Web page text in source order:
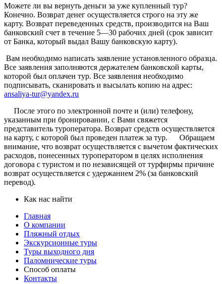
Можете ли вы вернуть деньги за уже купленный тур?
Конечно. Возврат денег осуществляется строго на эту же
карту. Возврат переведенных средств, производится на Ваш
банковский счет в течение 5—30 рабочих дней (срок зависит
от Банка, который выдал Вашу банковскую карту).
Вам необходимо написать заявление установленного образца.
Все заявления заполняются держателем банковской карты,
которой был оплачен тур. Все заявления необходимо
подписывать, сканировать и высылать копию на адрес:
ansaliya-tur@yandex.ru
После этого по электронной почте и (или) телефону,
указанным при бронировании, с Вами свяжется
представитель туроператора. Возврат средств осуществляется
на карту, с которой был проведен платеж за тур. Обращаем
внимание, что возврат осуществляется с вычетом фактических
расходов, понесенных туроператором в целях исполнения
договора с туристом и по независящей от турфирмы причине
возврат осуществляется с удержанием 2% (за банковский
перевод).
Как нас найти
Главная
О компании
Пляжный отдых
Экскурсионные туры
Туры выходного дня
Паломнические туры
Способ оплаты
Контакты